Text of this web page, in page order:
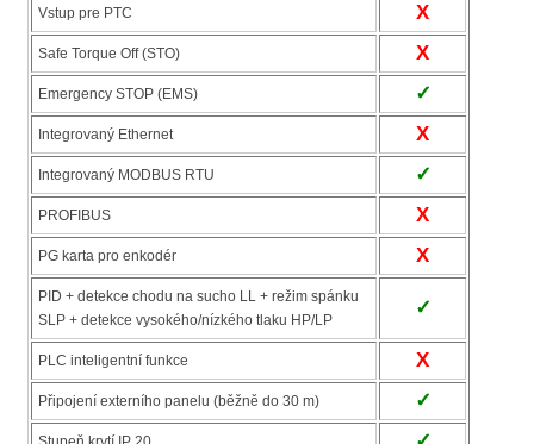
Vstup pre PTC X
Safe Torque Off (STO) X
Emergency STOP (EMS) ✓
Integrovaný Ethernet X
Integrovaný MODBUS RTU ✓
PROFIBUS X
PG karta pro enkodér X
PID + detekce chodu na sucho LL + režim spánku
SLP + detekce vysokého/nízkého tlaku HP/LP
✓
PLC inteligentní funkce X
Připojení externího panelu (běžně do 30 m) ✓